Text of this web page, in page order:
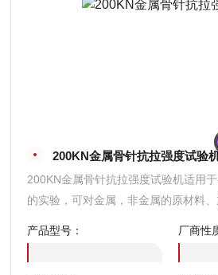
200KN金属骨针抗拉强度试验
200KN金属骨针抗拉强度试验机适用
的实验，可对金属，非金属的原材料
伸、弯曲、剥离、压缩、压陷、附着
及分析。
产品型号：
厂商性